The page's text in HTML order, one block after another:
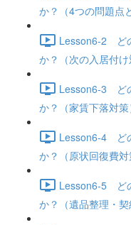
か？（4つの問題点
Lesson6-2 ど
か？（次の入居付
Lesson6-3 ど
か？（家賃下落対
Lesson6-4 ど
か？（原状回復費
Lesson6-5 ど
か？（遺品整理・